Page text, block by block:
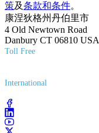
策及条款和条件。
康涅狄格州丹伯里市
4 Old Newtown Road
Danbury CT 06810 USA
Toll Free
International